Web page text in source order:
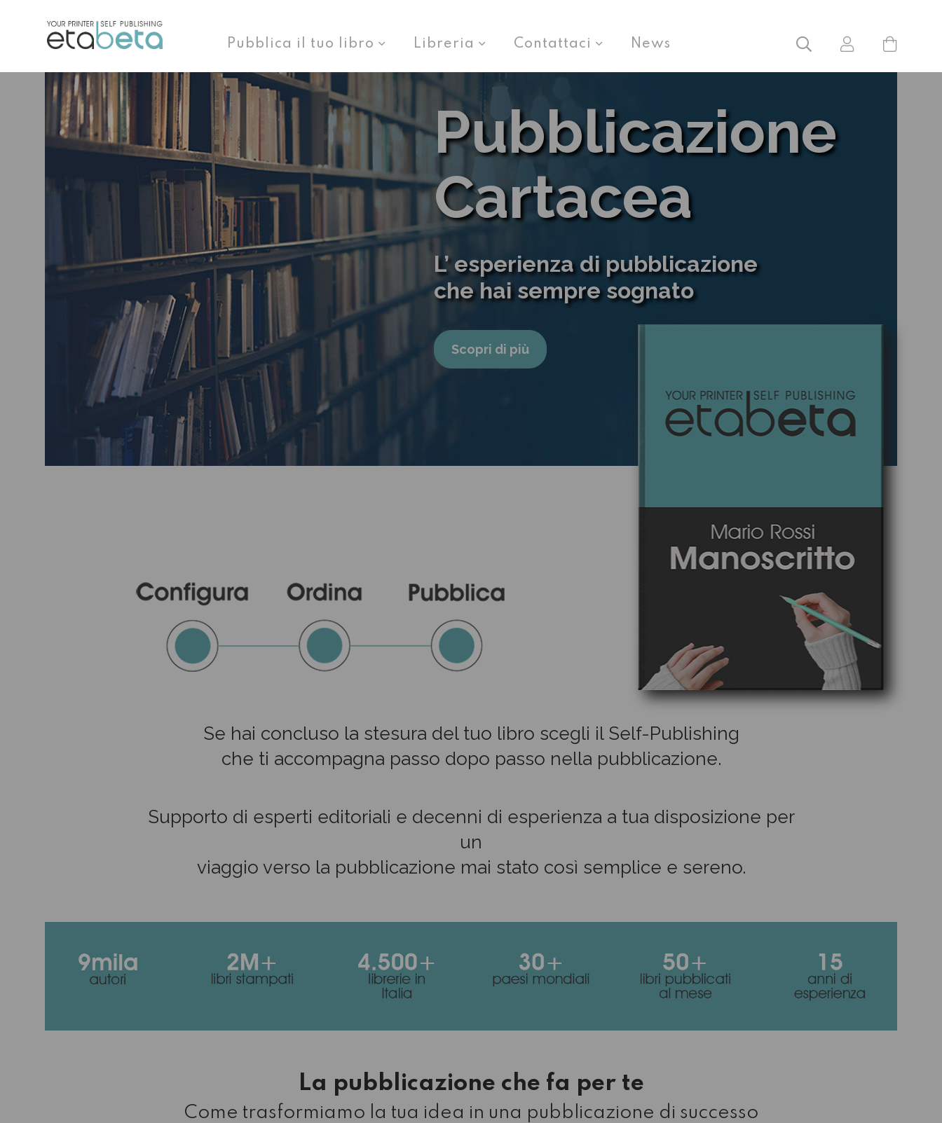
Pubblica il tuo libro Libreria Contattaci News
Pubblicazione
Cartacea
L’ esperienza di pubblicazione
che hai sempre sognato
Scopri di più
Se hai concluso la stesura del tuo libro scegli il Self-Publishing
che ti accompagna passo dopo passo nella pubblicazione.
Supporto di esperti editoriali e decenni di esperienza a tua disposizione per
un
viaggio verso la pubblicazione mai stato così semplice e sereno.
La pubblicazione che fa per te
Come trasformiamo la tua idea in una pubblicazione di successo